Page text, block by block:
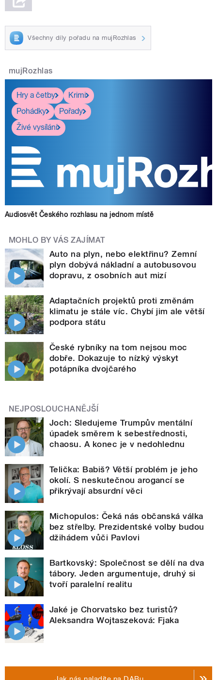
Všechny díly pořadu na mujRozhlas
mujRozhlas
Hry a četby
Krimi
Pohádky
Pořady
Živé vysílání
Audiosvět Českého rozhlasu na jednom místě
MOHLO BY VÁS ZAJÍMAT
Auto na plyn, nebo elektřinu? Zemní
plyn dobývá nákladní a autobusovou
dopravu, z osobních aut mizí
Adaptačních projektů proti změnám
klimatu je stále víc. Chybí jim ale větší
podpora státu
České rybníky na tom nejsou moc
dobře. Dokazuje to nízký výskyt
potápníka dvojčarého
NEJPOSLOUCHANĚJŠÍ
Joch: Sledujeme Trumpův mentální
úpadek směrem k sebestřednosti,
chaosu. A konec je v nedohlednu
Telička: Babiš? Větší problém je jeho
okolí. S neskutečnou arogancí se
přikrývají absurdní věci
Michopulos: Čeká nás občanská válka
bez střelby. Prezidentské volby budou
džihádem vůči Pavlovi
Bartkovský: Společnost se dělí na dva
tábory. Jeden argumentuje, druhý si
tvoří paralelní realitu
Jaké je Chorvatsko bez turistů?
Aleksandra Wojtaszeková: Fjaka